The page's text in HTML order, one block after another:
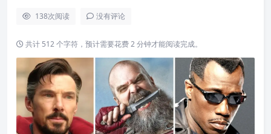
138次阅读 没有评论
共计 512 个字符，预计需要花费 2 分钟才能阅读完成。